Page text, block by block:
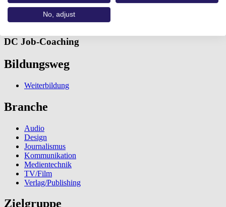
Adobe® After Effects® Basics
DC Job-Coaching
Bildungsweg
Weiterbildung
Branche
Audio
Design
Journalismus
Kommunikation
Medientechnik
TV/Film
Verlag/Publishing
Zielgruppe
No, adjust